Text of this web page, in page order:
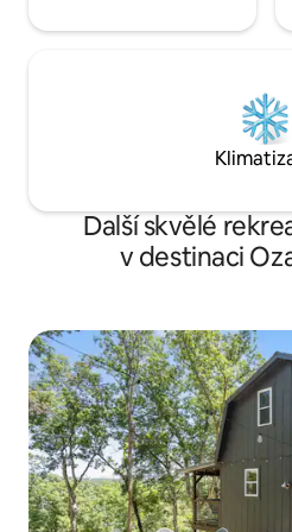
Další skvělé
v destinaci